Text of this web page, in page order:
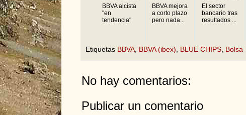
BBVA alcista
"en
tendencia"
BBVA mejora
a corto plazo
pero nada...
El sector
bancario tras
resultados ...
Etiquetas BBVA BBVA (ibex) BLUE CHIPS Bolsa
No hay comentarios:
Publicar un comentario